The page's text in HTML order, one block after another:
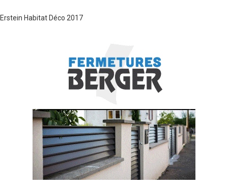
Erstein Habitat Déco 2017